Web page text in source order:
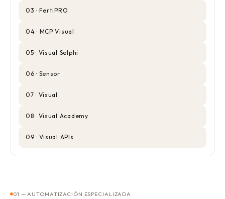
03 · FertiPRO
04 · MCP Visual
05 · Visual Selphi
06 · Sensor
07 · Visual
08 · Visual Academy
09 · Visual APIs
01 — AUTOMATIZACIÓN ESPECIALIZADA